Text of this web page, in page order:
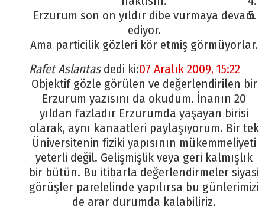
Erzurum son on yıldır dibe vurmaya devam
ediyor.
Ama particilik gözleri kör etmiş görmüyorlar.
Rafet Aslantas dedi ki:07 Aralık 2009, 15:22
Objektif gözle görülen ve değerlendirilen bir
Erzurum yazısını da okudum. İnanın 20
yıldan fazladır Erzurumda yaşayan birisi
olarak, aynı kanaatleri paylaşıyorum. Bir tek
Üniversitenin fiziki yapısının mükemmeliyeti
yeterli değil. Gelişmişlik veya geri kalmışlık
bir bütün. Bu itibarla değerlendirmeler siyasi
görüşler parelelinde yapılırsa bu günlerimizi
de arar durumda kalabiliriz.